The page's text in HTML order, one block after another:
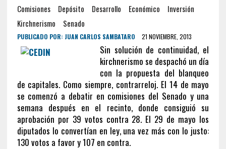
Comisiones
Depósito Desarrollo Económico
Inversión
Kirchnerismo
Senado
PUBLICADO POR: JUAN CARLOS SAMBATARO 21 NOVIEMBRE, 2013
Sin solución de continuidad, el
kirchnerismo se despachó un día
con la propuesta del blanqueo
de capitales. Como siempre, contrarreloj. El 14 de mayo
se comenzó a debatir en comisiones del Senado y una
semana después en el recinto, donde consiguió su
aprobación por 39 votos contra 28. El 29 de mayo los
diputados lo convertían en ley, una vez más con lo justo:
130 votos a favor y 107 en contra.